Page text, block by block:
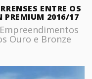
ENTRE OS
PREMIUM 2016/17
Ouro e Bronze